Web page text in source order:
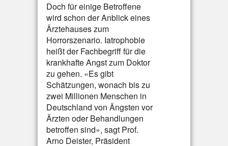
Doch für einige Betroffene
wird schon der Anblick eines
Ärztehauses zum
Horrorszenario. Iatrophobie
heißt der Fachbegriff für die
krankhafte Angst zum Doktor
zu gehen. «Es gibt
Schätzungen, wonach bis zu
zwei Millionen Menschen in
Deutschland von Ängsten vor
Ärzten oder Behandlungen
betroffen sind», sagt Prof.
Arno Deister, Präsident